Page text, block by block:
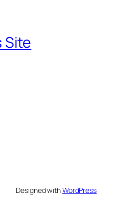
Site
Designed withWordPress